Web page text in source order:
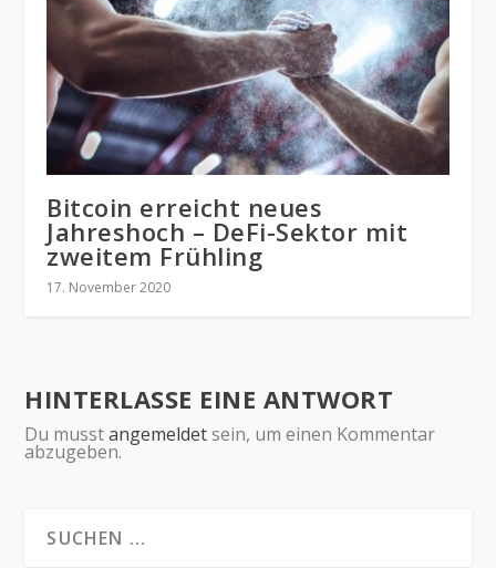
Bitcoin erreicht neues
Jahreshoch – DeFi-Sektor mit
zweitem Frühling
17. November 2020
HINTERLASSE EINE ANTWORT
Du musstangemeldetsein, um einen Kommentar
abzugeben.